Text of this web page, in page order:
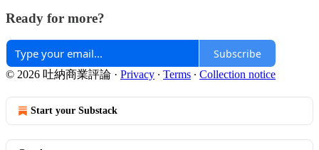
Ready for more?
Subscribe
© 2026 吐納商業評論 · Privacy ∙ Terms ∙ Collection notice
Start your Substack